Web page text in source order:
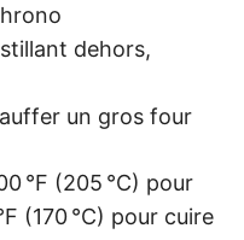
dehors,
un gros four
°F (205 °C) pour
(170 °C) pour cuire